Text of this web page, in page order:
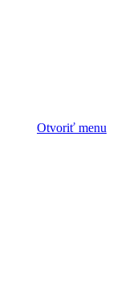
Otvoriť menu